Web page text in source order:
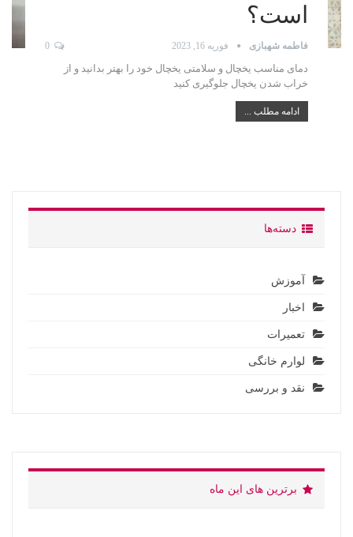
است؟
فاطمه شهبازی فوریه 16, 2023 0
دمای مناسب یخچال و سلامتی یخچال خود را بهتر بدانید و از
خراب شدن یخچال جلوگیری کنید
ادامه مطلب ...
دسته‌ها
آموزش
اخبار
تعمیرات
لوارم خانگی
نقد و بررسی
برترین های این ماه